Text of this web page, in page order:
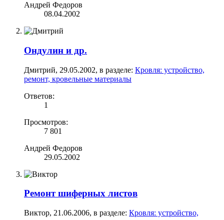
Андрей Федоров
08.04.2002
Ондулин и др.
Дмитрий, 29.05.2002, в разделе: Кровля: устройство,
ремонт, кровельные материалы
Ответов:
1
Просмотров:
7 801
Андрей Федоров
29.05.2002
Ремонт шиферных листов
Виктор, 21.06.2006, в разделе: Кровля: устройство,